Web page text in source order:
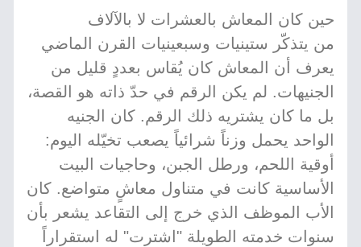
حين كان المعاش بالعشرات لا بالآلاف
من يتذكّر ستينيات وسبعينيات القرن الماضي
يعرف أن المعاش كان يُقاس بعددٍ قليل من
الجنيهات. لم يكن الرقم في حدّ ذاته هو القصة،
بل ما كان يشتريه ذلك الرقم. كان الجنيه
الواحد يحمل وزناً شرائياً يصعب تخيّله اليوم:
أوقية اللحم، ورطل الجبن، وحاجيات البيت
الأساسية كانت في متناول معاشٍ متواضع. كان
الأب الموظف الذي خرج إلى التقاعد يشعر بأن
سنوات خدمته الطويلة "اشترت" له استقراراً